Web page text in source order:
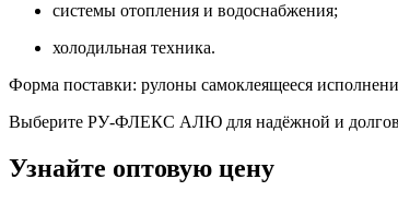
системы отопления и водоснабжения;
холодильная техника.
Форма поставки: рулоны самоклеящееся
Выберите РУ‑ФЛЕКС АЛЮ для надёжной и
Узнайте оптовую цену